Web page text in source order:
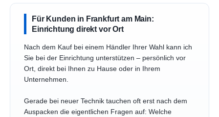
Für Kunden in Frankfurt am Main:
Einrichtung direkt vor Ort
Nach dem Kauf bei einem Händler Ihrer Wahl kann ich
Sie bei der Einrichtung unterstützen – persönlich vor
Ort, direkt bei Ihnen zu Hause oder in Ihrem
Unternehmen.
Gerade bei neuer Technik tauchen oft erst nach dem
Auspacken die eigentlichen Fragen auf: Welche